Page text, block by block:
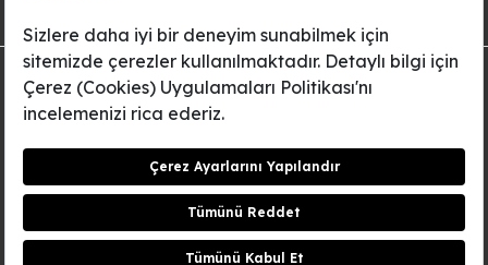
© Filli Boya 2026. Tüm Hakları Saklıdır.